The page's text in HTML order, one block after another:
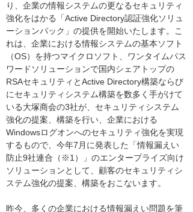
り、企業の情報システムの更なるセキュリティ
強化をはかる「Active Directory認証強化ソリュ
ーションパック」の提供を開始いたします。こ
れは、企業における情報システムの基本ソフト
（OS）を持つマイクロソフト、ワンタイムパス
ワードソリューションで国内シェアトップの
RSAセキュリティとActive Directory構築ならび
にセキュリティシステム構築を数多く手がけて
いる大塚商会の3社が、セキュリティシステム
強化の提案、構築を行い、企業における
Windowsログオンへのセキュリティ強化を実現
するもので、今年7月に発表した「情報漏えい
防止9社連合（※1）」のエンタープライズ向け
ソリューションとして、顧客のセキュリティシ
ステム強化の提案、構築をおこないます。
昨今、多くの企業における情報漏えい問題を筆